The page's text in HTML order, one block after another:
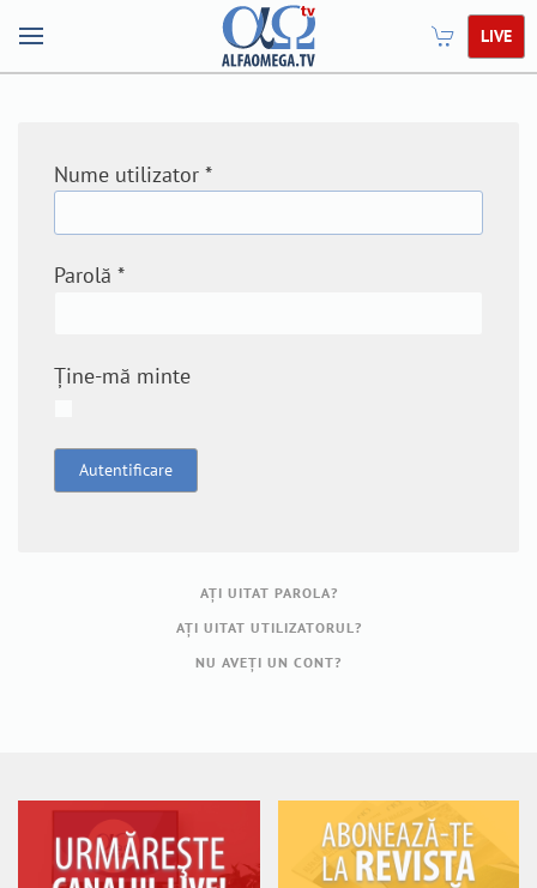
LIVE
Nume utilizator *
Parolă *
Ține-mă minte
Autentificare
AŢI UITAT PAROLA?
AŢI UITAT UTILIZATORUL?
NU AVEȚI UN CONT?